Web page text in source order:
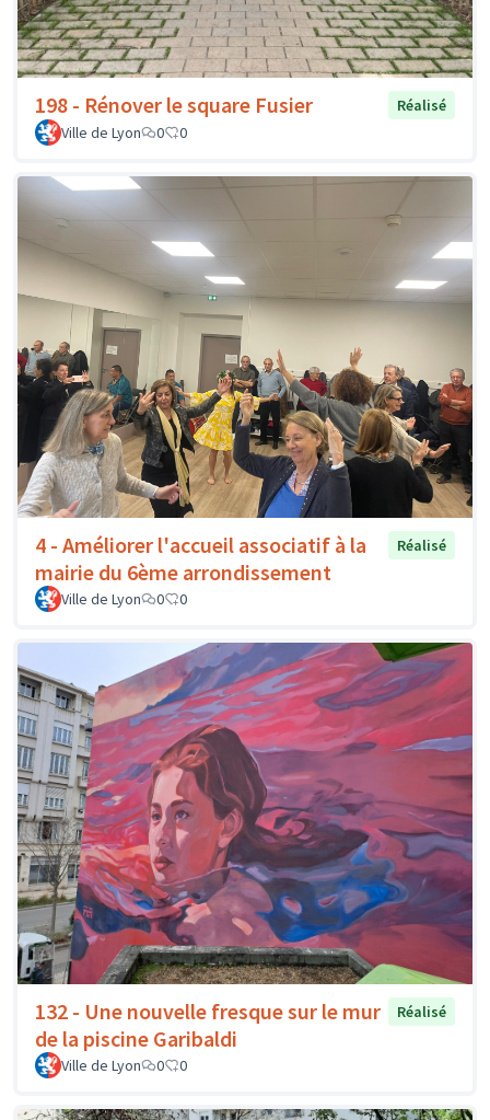
198 - Rénover le square Fusier
Réalisé
Ville de Lyon
0 0
4 - Améliorer l'accueil associatif à la
mairie du 6ème arrondissement
Réalisé
Ville de Lyon 0 0
132 - Une nouvelle fresque sur le mur
de la piscine Garibaldi
Réalisé
Ville de Lyon 0 0